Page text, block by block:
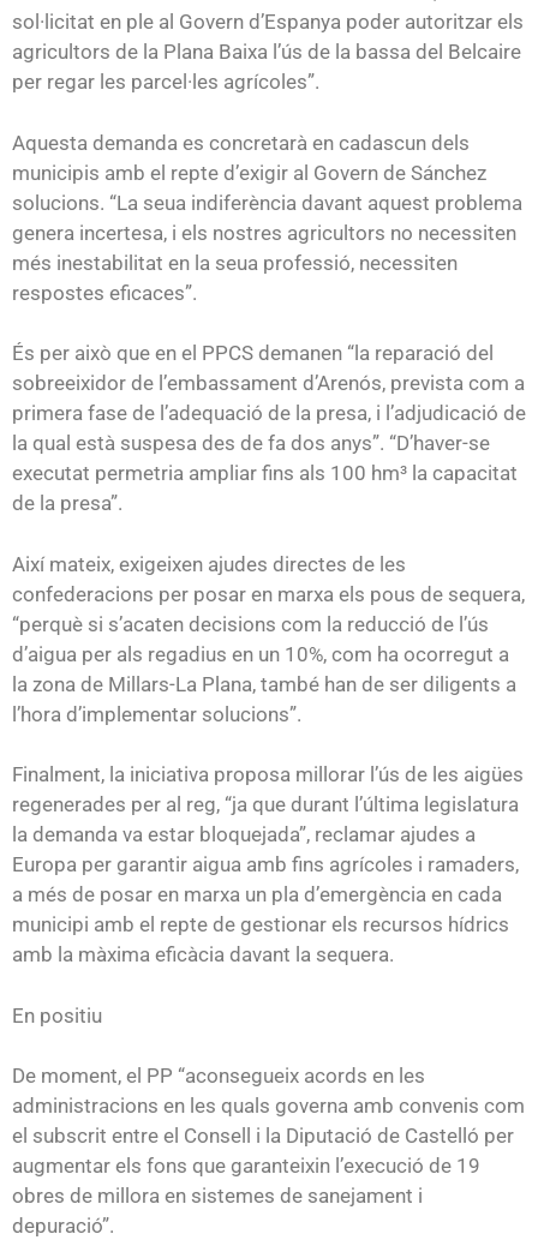
sol·licitat en ple al Govern d’Espanya poder autoritzar els
agricultors de la Plana Baixa l’ús de la bassa del Belcaire
per regar les parcel·les agrícoles”.
Aquesta demanda es concretarà en cadascun dels
municipis amb el repte d’exigir al Govern de Sánchez
solucions. “La seua indiferència davant aquest problema
genera incertesa, i els nostres agricultors no necessiten
més inestabilitat en la seua professió, necessiten
respostes eficaces”.
És per això que en el PPCS demanen “la reparació del
sobreeixidor de l’embassament d’Arenós, prevista com a
primera fase de l’adequació de la presa, i l’adjudicació de
la qual està suspesa des de fa dos anys”. “D’haver-se
executat permetria ampliar fins als 100 hm³ la capacitat
de la presa”.
Així mateix, exigeixen ajudes directes de les
confederacions per posar en marxa els pous de sequera,
“perquè si s’acaten decisions com la reducció de l’ús
d’aigua per als regadius en un 10%, com ha ocorregut a
la zona de Millars-La Plana, també han de ser diligents a
l’hora d’implementar solucions”.
Finalment, la iniciativa proposa millorar l’ús de les aigües
regenerades per al reg, “ja que durant l’última legislatura
la demanda va estar bloquejada”, reclamar ajudes a
Europa per garantir aigua amb fins agrícoles i ramaders,
a més de posar en marxa un pla d’emergència en cada
municipi amb el repte de gestionar els recursos hídrics
amb la màxima eficàcia davant la sequera.
En positiu
De moment, el PP “aconsegueix acords en les
administracions en les quals governa amb convenis com
el subscrit entre el Consell i la Diputació de Castelló per
augmentar els fons que garanteixin l’execució de 19
obres de millora en sistemes de sanejament i
depuració”.